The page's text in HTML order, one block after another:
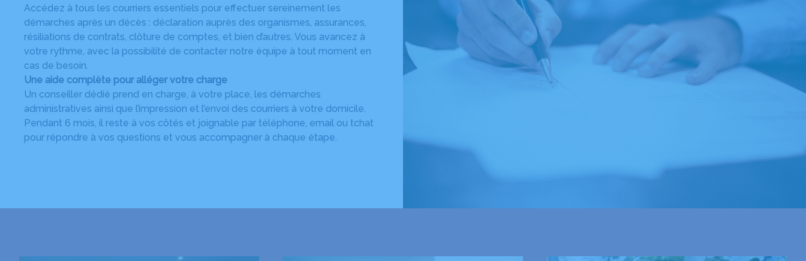
Accédez à tous les courriers essentiels pour effectuer sereinement les
démarches après un décès : déclaration auprès des organismes, assurances,
résiliations de contrats, clôture de comptes, et bien d’autres. Vous avancez à
votre rythme, avec la possibilité de contacter notre équipe à tout moment en
cas de besoin.
Une aide complète pour alléger votre charge
Un conseiller dédié prend en charge, à votre place, les démarches
administratives ainsi que l’impression et l’envoi des courriers à votre domicile.
Pendant 6 mois, il reste à vos côtés et joignable par téléphone, email ou tchat
pour répondre à vos questions et vous accompagner à chaque étape.